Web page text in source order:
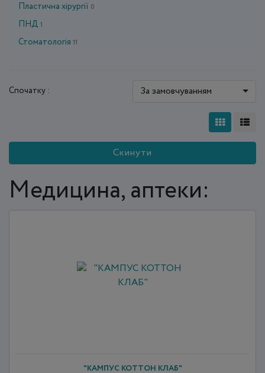
Пластичнa хірургії 0
ПНД 1
Стоматологія 11
Спочатку : За замовчуванням
Скинути
Медицина, аптеки:
"КАМПУС КОТТОН КЛАБ"